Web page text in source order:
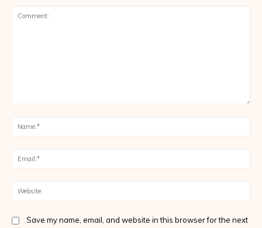
Save my name, email, and website in this browser for the next